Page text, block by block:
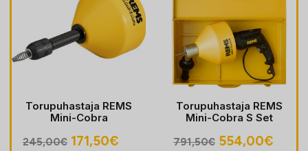
Torupuhastaja REMS
Mini-Cobra
245,00€ Algne
171,50€Praegune
Torupuhastaja REMS
Mini-Cobra S Set
791,50€ Algne
554,00€